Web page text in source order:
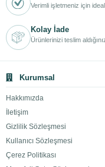
Verimli işletmeniz için
Kolay İade
Ürünlerinizi teslim
Kurumsal
Hakkımızda
İletişim
Gizlilik Sözleşmesi
Kullanıcı Sözleşmesi
Çerez Politikası